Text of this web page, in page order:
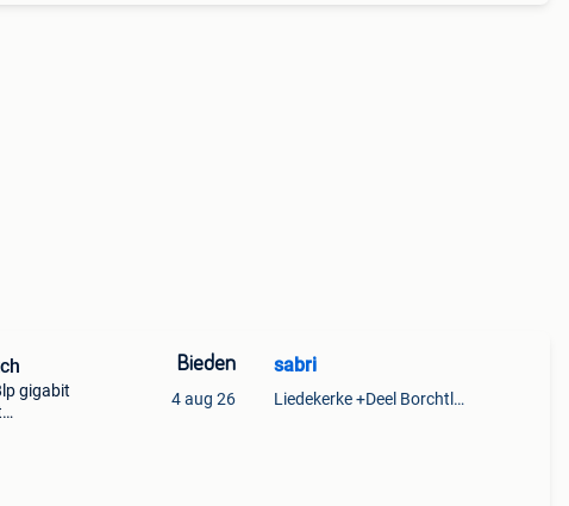
gigabit
Bieden
4 aug 26
sabri
Liedekerke +Deel Borchtlombeek